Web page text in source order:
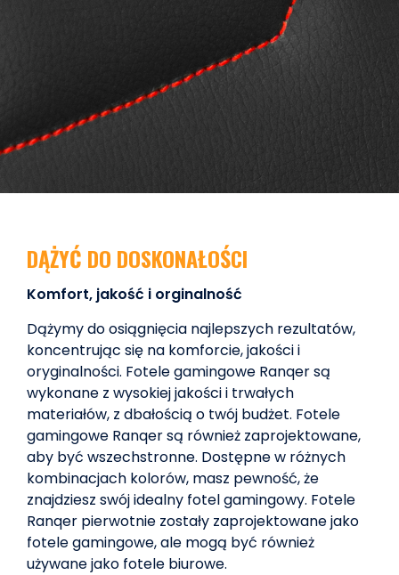
DĄŻYĆ DO DOSKONAŁOŚCI
Komfort, jakość i orginalność
Dążymy do osiągnięcia najlepszych rezultatów,
koncentrując się na komforcie, jakości i
oryginalności. Fotele gamingowe Ranqer są
wykonane z wysokiej jakości i trwałych
materiałów, z dbałością o twój budżet. Fotele
gamingowe Ranqer są również zaprojektowane,
aby być wszechstronne. Dostępne w różnych
kombinacjach kolorów, masz pewność, że
znajdziesz swój idealny fotel gamingowy. Fotele
Ranqer pierwotnie zostały zaprojektowane jako
fotele gamingowe, ale mogą być również
używane jako fotele biurowe.